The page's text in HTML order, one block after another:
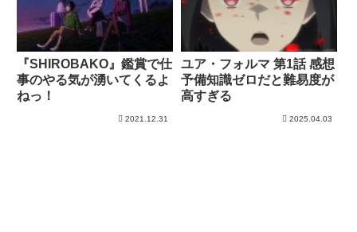
『SHIROBAKO』鑑賞で仕
事のやる気が湧いてくるよ
ねっ！
2021.12.31
ユア・フォルマ 第1話 感想
予備知識ゼロだと難易度が
高すぎる
2025.04.03